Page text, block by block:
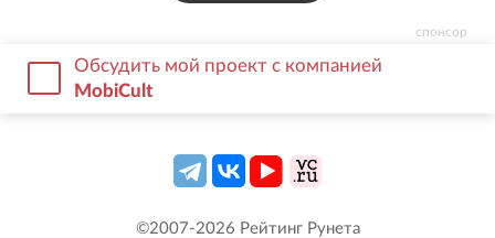
спонсор
Обсудить мой проект с компанией
MobiCult
©2007-2026 Рейтинг Рунета